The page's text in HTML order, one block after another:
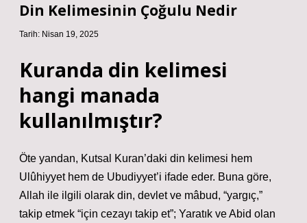
Din Kelimesinin Çoğulu Nedir
Tarih: Nisan 19, 2025
Kuranda din kelimesi
hangi manada
kullanılmıştır?
Öte yandan, Kutsal Kuran’daki din kelimesi hem
Ulûhiyyet hem de Ubudiyyet’i ifade eder. Buna göre,
Allah ile ilgili olarak din, devlet ve mâbud, “yargıç,”
takip etmek “için cezayı takip et”; Yaratık ve Abid olan